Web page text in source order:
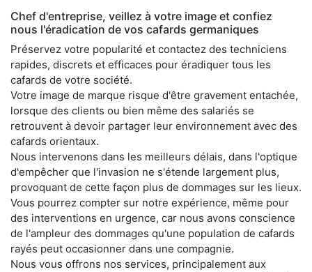
Chef d'entreprise, veillez à votre image et confiez
nous l'éradication de vos cafards germaniques
Préservez votre popularité et contactez des techniciens
rapides, discrets et efficaces pour éradiquer tous les
cafards de votre société.
Votre image de marque risque d'être gravement entachée,
lorsque des clients ou bien même des salariés se
retrouvent à devoir partager leur environnement avec des
cafards orientaux.
Nous intervenons dans les meilleurs délais, dans l'optique
d'empêcher que l'invasion ne s'étende largement plus,
provoquant de cette façon plus de dommages sur les lieux.
Vous pourrez compter sur notre expérience, même pour
des interventions en urgence, car nous avons conscience
de l'ampleur des dommages qu'une population de cafards
rayés peut occasionner dans une compagnie.
Nous vous offrons nos services, principalement aux